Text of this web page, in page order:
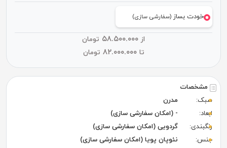
مشخصات
سبک:
مدرن
ابعاد:
- (امکان سفارشی سازی)
رنگبندی:
گردویی (امکان سفارشی سازی)
جنس:
نئوپان پویا (امکان سفارشی سازی)
خودت بساز(سفارشی سازی)
از۵۸.۵۰۰.۰۰۰
تومان
تا ۸۲.۰۰۰.۰۰۰ تومان